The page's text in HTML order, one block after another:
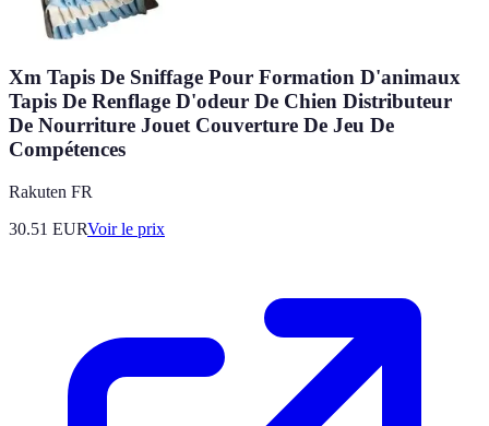
Xm Tapis De Sniffage Pour Formation D'animaux
Tapis De Renflage D'odeur De Chien Distributeur
De Nourriture Jouet Couverture De Jeu De
Compétences
Rakuten FR
30.51 EURVoir le prix